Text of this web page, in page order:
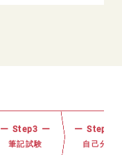
ー Step3 ー
筆記試験
ー Step4
自己分析